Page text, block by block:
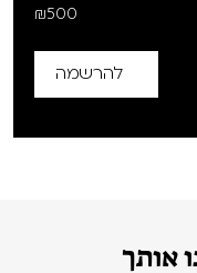
₪500
להרשמה
אותך